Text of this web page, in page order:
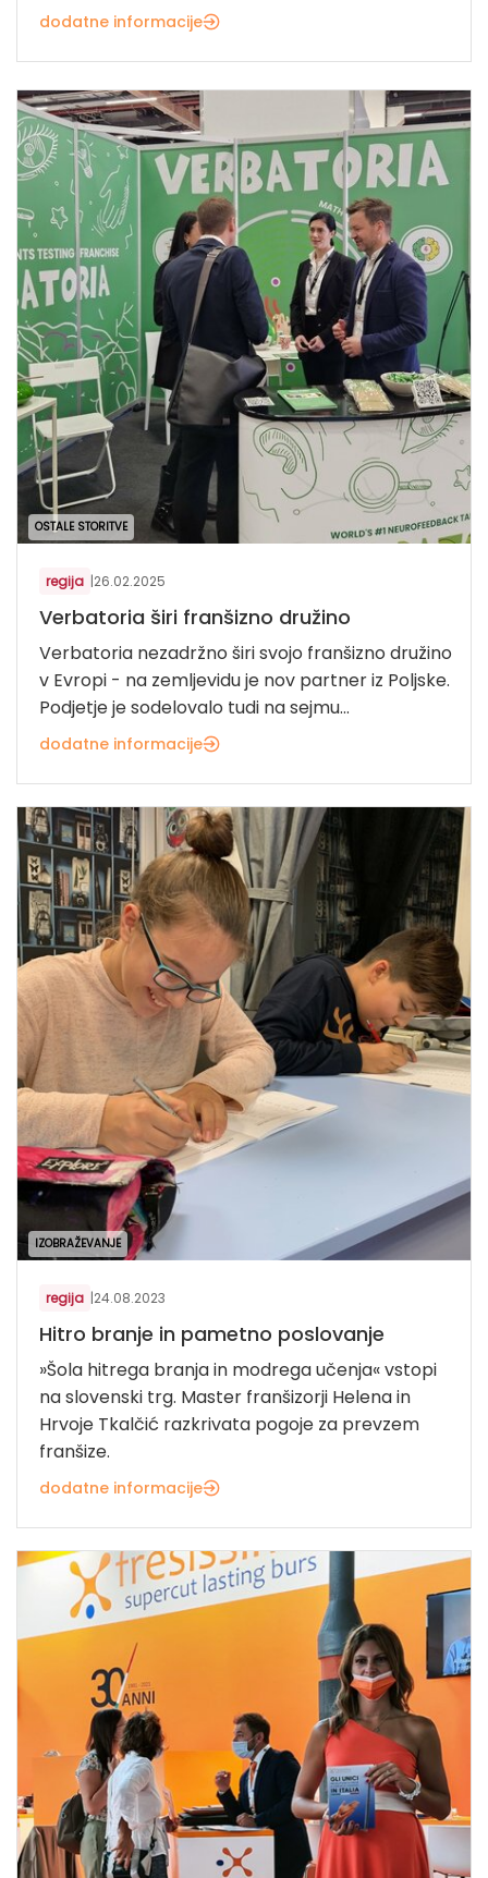
dodatne informacije
OSTALE STORITVE
regija |26.02.2025
Verbatoria širi franšizno družino
Verbatoria nezadržno širi svojo franšizno družino
v Evropi - na zemljevidu je nov partner iz Poljske.
Podjetje je sodelovalo tudi na sejmu...
dodatne informacije
IZOBRAŽEVANJE
regija |24.08.2023
Hitro branje in pametno poslovanje
»Šola hitrega branja in modrega učenja« vstopi
na slovenski trg. Master franšizorji Helena in
Hrvoje Tkalčić razkrivata pogoje za prevzem
franšize.
dodatne informacije